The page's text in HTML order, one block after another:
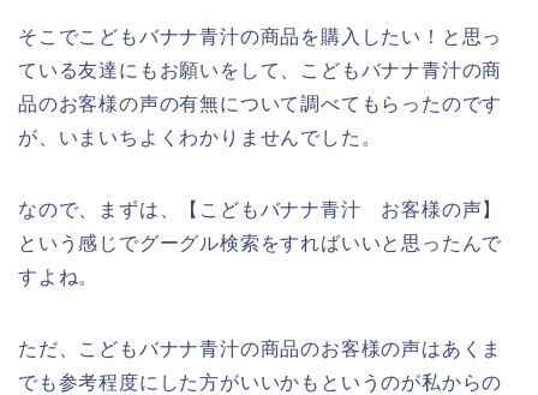
そこでこどもバナナ青汁の商品を購入したい！と思っ
ている友達にもお願いをして、こどもバナナ青汁の商
品のお客様の声の有無について調べてもらったのです
が、いまいちよくわかりませんでした。
なので、まずは、【こどもバナナ青汁 お客様の声】
という感じでグーグル検索をすればいいと思ったんで
すよね。
ただ、こどもバナナ青汁の商品のお客様の声はあくま
でも参考程度にした方がいいかもというのが私からの